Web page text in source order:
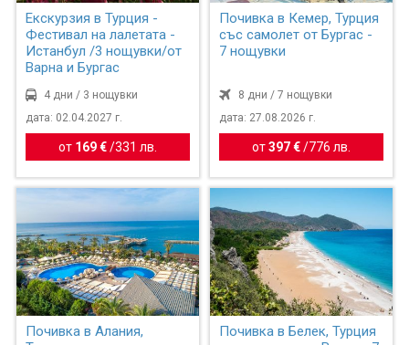
Екскурзия в Турция -
Фестивал на лалетата -
Истанбул /3 нощувки/от
Варна и Бургас
4 дни / 3 нощувки
дата: 02.04.2027 г.
от 169 € /331 лв.
Почивка в Кемер, Турция
със самолет от Бургас -
7 нощувки
8 дни / 7 нощувки
дата: 27.08.2026 г.
от397 €/ 776 лв.
Почивка в Алания,
Почивка в Белек, Турция